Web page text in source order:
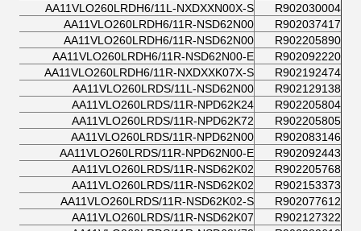
R902030004
AA11VLO260LRDH6/11L-NXDXXN00X-S
R902037417
AA11VLO260LRDH6/11R-NSD62N00
R902205890
AA11VLO260LRDH6/11R-NSD62N00
R902092220
AA11VLO260LRDH6/11R-NSD62N00-E
R902192474
AA11VLO260LRDH6/11R-NXDXXK07X-S
R902129138
AA11VLO260LRDS/11L-NSD62N00
R902205804
AA11VLO260LRDS/11R-NPD62K24
R902205805
AA11VLO260LRDS/11R-NPD62K72
R902083146
AA11VLO260LRDS/11R-NPD62N00
R902092443
AA11VLO260LRDS/11R-NPD62N00-E
R902205768
AA11VLO260LRDS/11R-NSD62K02
R902153373
AA11VLO260LRDS/11R-NSD62K02
R902077612
AA11VLO260LRDS/11R-NSD62K02-S
R902127322
AA11VLO260LRDS/11R-NSD62K07